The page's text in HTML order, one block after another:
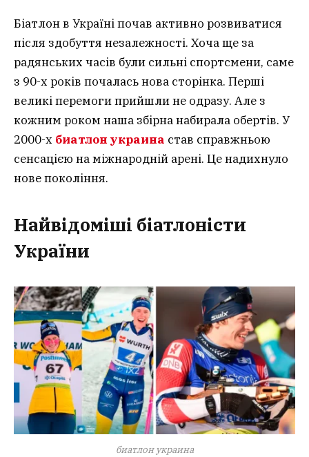
Біатлон в Україні почав активно розвиватися
після здобуття незалежності. Хоча ще за
радянських часів були сильні спортсмени, саме
з 90-х років почалась нова сторінка. Перші
великі перемоги прийшли не одразу. Але з
кожним роком наша збірна набирала обертів. У
2000-х биатлон украина став справжньою
сенсацією на міжнародній арені. Це надихнуло
нове покоління.
Найвідоміші біатлоністи
України
биатлон украина